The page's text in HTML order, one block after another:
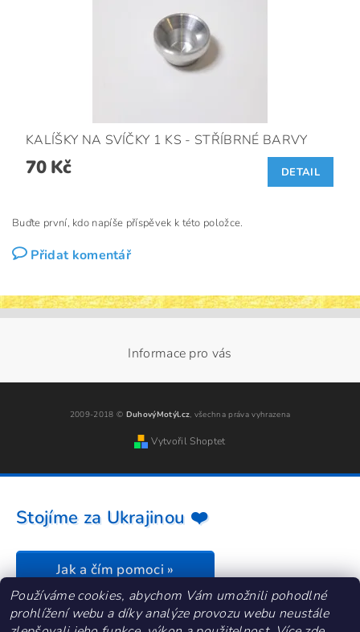
KALÍŠKY NA SVÍČKY 1 KS - STŘÍBRNÉ BARVY
70 Kč DETAIL
Buďte první, kdo napíše příspěvek k této položce.
Přidat komentář
Informace pro vás
2009-2018 © DuhovýMotýl.cz, všechna práva vyhrazena
Vytvořil Shoptet
Používáme cookies, abychom Vám umožnili pohodlné
prohlížení webu a díky analýze provozu webu neustále
Stojíme za Ukrajinou ❤️
Jak a čím pomoci »